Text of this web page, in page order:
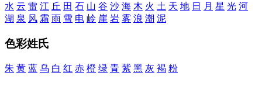
水 云 雷 江 丘 田 石 山 谷 沙 海 木 火 土 天 地 日 月 星 光 河
湖 泉 风 霜 雨 雪 电 岭 崖 岩 雾 浪 潮 泥
色彩姓氏
朱 黄 蓝 乌 白 红 赤 橙 绿 青 紫 黑 灰 褐 粉